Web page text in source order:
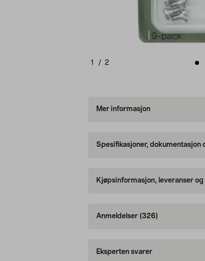
1 / 2
Mer informasjon
Spesifikasjoner, dokumentasjon
Kjøpsinformasjon, leveranser
Anmeldelser (326)
Eksperten svarer